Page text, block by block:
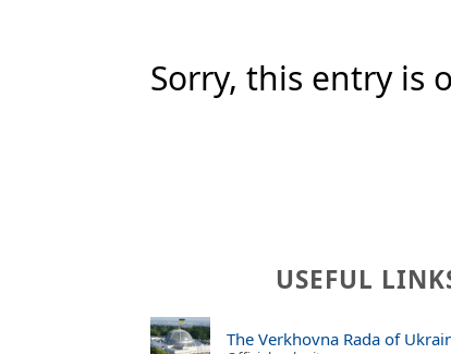
Sorry, this entry is
USEFUL
The Verkhovna Rada of